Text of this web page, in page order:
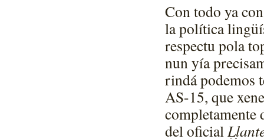
Con todo ya
la política
respectu pola
nun yía
rindá podemos
AS-15, que
del oficial